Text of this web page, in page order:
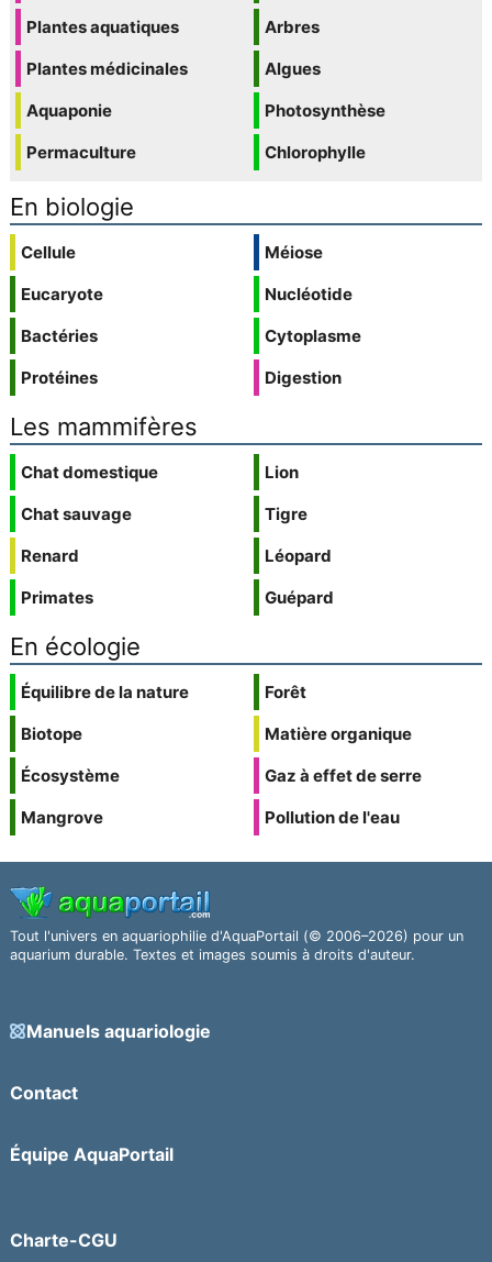
Plantes aquatiques
Plantes médicinales
Aquaponie
Permaculture
Arbres
Algues
Photosynthèse
Chlorophylle
En biologie
Cellule
Eucaryote
Bactéries
Protéines
Méiose
Nucléotide
Cytoplasme
Digestion
Les mammifères
Chat domestique
Chat sauvage
Renard
Primates
Lion
Tigre
Léopard
Guépard
En écologie
Équilibre de la nature
Biotope
Écosystème
Mangrove
Forêt
Matière organique
Gaz à effet de serre
Pollution de l'eau
Tout l'univers en aquariophilie d'AquaPortail (© 2006–2026) pour un
aquarium durable. Textes et images soumis à droits d'auteur.
Manuels aquariologie
Contact
Équipe AquaPortail
Charte-CGU